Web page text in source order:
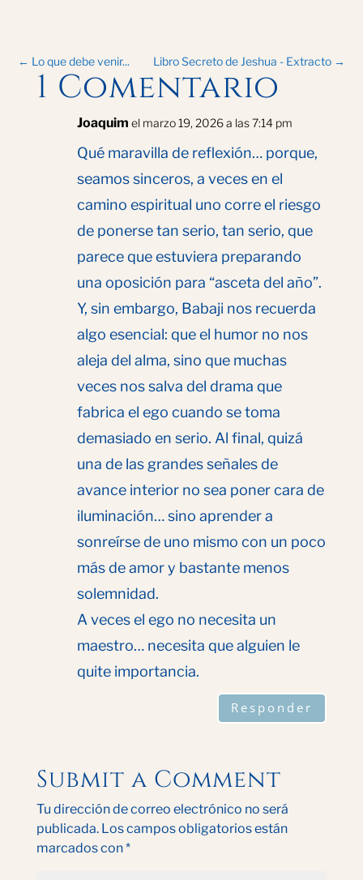
← Lo que debe venir... Libro Secreto de Jeshua - Extracto→
1 Comentario
Joaquim el marzo 19, 2026 a las 7:14 pm
Qué maravilla de reflexión… porque,
seamos sinceros, a veces en el
camino espiritual uno corre el riesgo
de ponerse tan serio, tan serio, que
parece que estuviera preparando
una oposición para “asceta del año”.
Y, sin embargo, Babaji nos recuerda
algo esencial: que el humor no nos
aleja del alma, sino que muchas
veces nos salva del drama que
fabrica el ego cuando se toma
demasiado en serio. Al final, quizá
una de las grandes señales de
avance interior no sea poner cara de
iluminación… sino aprender a
sonreírse de uno mismo con un poco
más de amor y bastante menos
solemnidad.
A veces el ego no necesita un
maestro… necesita que alguien le
quite importancia.
Responder
Submit a Comment
Tu dirección de correo electrónico no será
publicada. Los campos obligatorios están
marcados con*